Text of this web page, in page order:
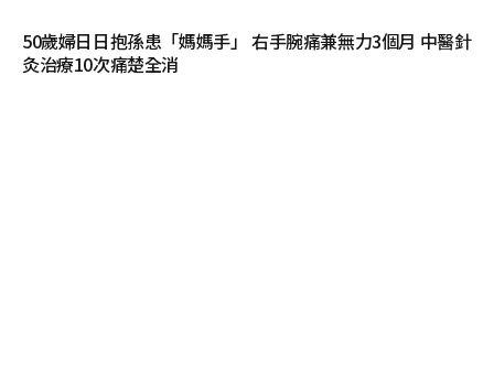
50歲婦日日抱孫患「媽媽手」 右手腕痛兼無力3個月 中醫針
灸治療10次痛楚全消